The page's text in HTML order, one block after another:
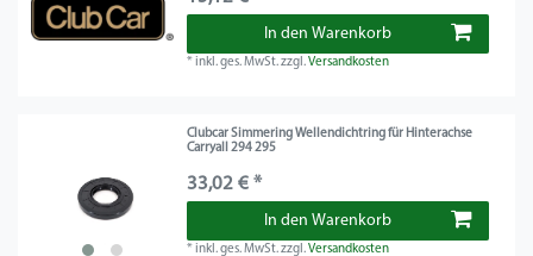
In den Warenkorb
*inkl. ges. MwSt.zzgl.Versandkosten
Clubcar Simmering Wellendichtring für Hinterachse
Carryall 294 295
33,02 € *
In den Warenkorb
*inkl. ges. MwSt.zzgl.Versandkosten